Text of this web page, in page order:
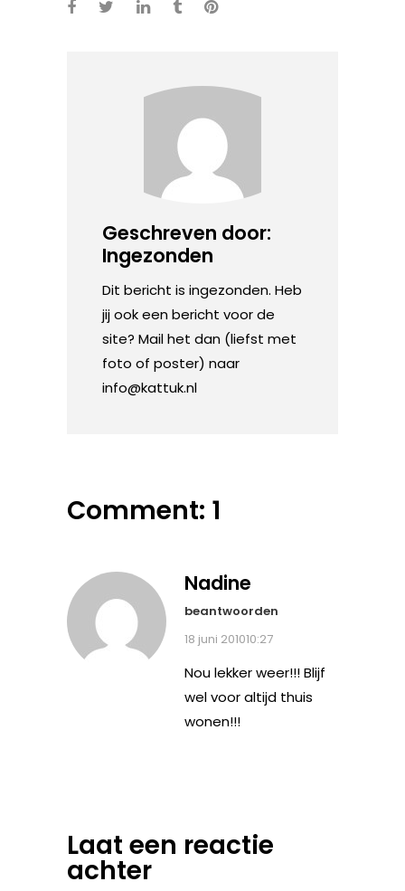
Geschreven door:
Ingezonden
Dit bericht is ingezonden. Heb
jij ook een bericht voor de
site? Mail het dan (liefst met
foto of poster) naar
info@kattuk.nl
Comment: 1
Nadine
beantwoorden
18 juni 201010:27
Nou lekker weer!!! Blijf
wel voor altijd thuis
wonen!!!
Laat een reactie
achter